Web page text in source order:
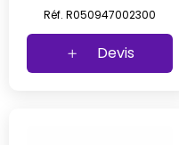
23-145 +3 prix net
Réf. R050947002300
Devis